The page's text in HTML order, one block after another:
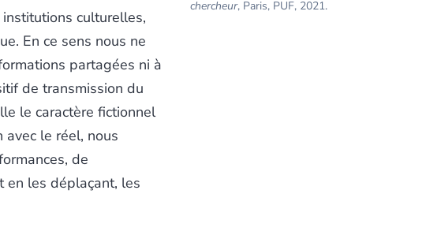
culturelles,
En ce sens nous ne
partagées ni à
de transmission du
le caractère fictionnel
le réel, nous
de
en les déplaçant, les
chercheur, Paris, PUF, 2021.